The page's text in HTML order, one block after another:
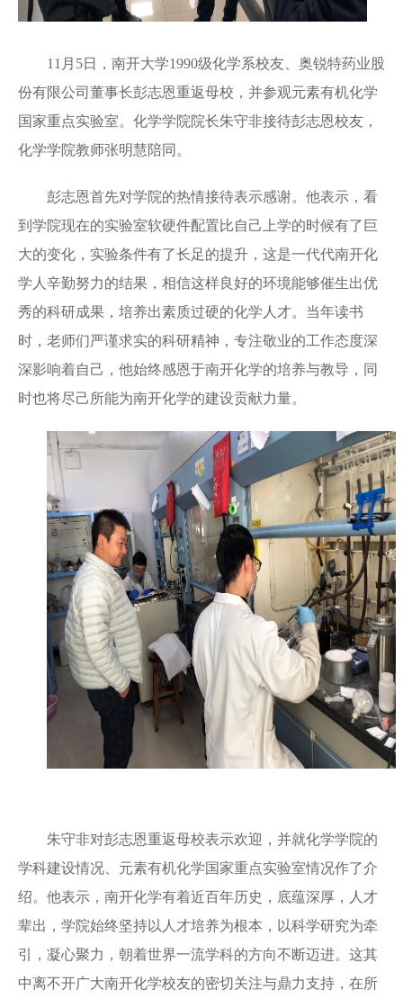
11月5日，南开大学1990级化学系校友、奥锐特药业股
份有限公司董事长彭志恩重返母校，并参观元素有机化学
国家重点实验室。化学学院院长朱守非接待彭志恩校友，
化学学院教师张明慧陪同。
彭志恩首先对学院的热情接待表示感谢。他表示，看
到学院现在的实验室软硬件配置比自己上学的时候有了巨
大的变化，实验条件有了长足的提升，这是一代代南开化
学人辛勤努力的结果，相信这样良好的环境能够催生出优
秀的科研成果，培养出素质过硬的化学人才。当年读书
时，老师们严谨求实的科研精神，专注敬业的工作态度深
深影响着自己，他始终感恩于南开化学的培养与教导，同
时也将尽己所能为南开化学的建设贡献力量。
朱守非对彭志恩重返母校表示欢迎，并就化学学院的
学科建设情况、元素有机化学国家重点实验室情况作了介
绍。他表示，南开化学有着近百年历史，底蕴深厚，人才
辈出，学院始终坚持以人才培养为根本，以科学研究为牵
引，凝心聚力，朝着世界一流学科的方向不断迈进。这其
中离不开广大南开化学校友的密切关注与鼎力支持，在所